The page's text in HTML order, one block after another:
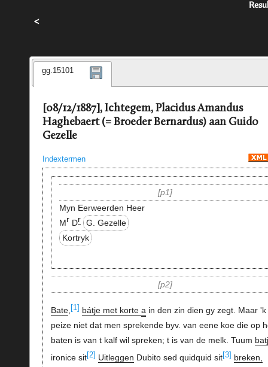
<
gg.15101
[08/12/1887], Ichtegem, Placidus Amandus
Haghebaert (= Broeder Bernardus) aan Guido
Gezelle
Indextermen
p1
Myn Eerweerden Heer
Mr Dr G. Gezelle
Kortryk
p2
Bate, [1] bátje met korte a in den zin dien gy zegt. Maar 'k
peize niet dat men sprekende byv. van eene koe die op
baten is van t kalf wil spreken; t is van de melk. Tuum
ironice sit[2] Uitleggen Dubito sed quidquid sit[3]
breken,